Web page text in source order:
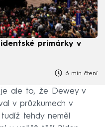
primárky v
6 min čtení
je ale to, že Dewey v
v průzkumech v
tehdy neměl